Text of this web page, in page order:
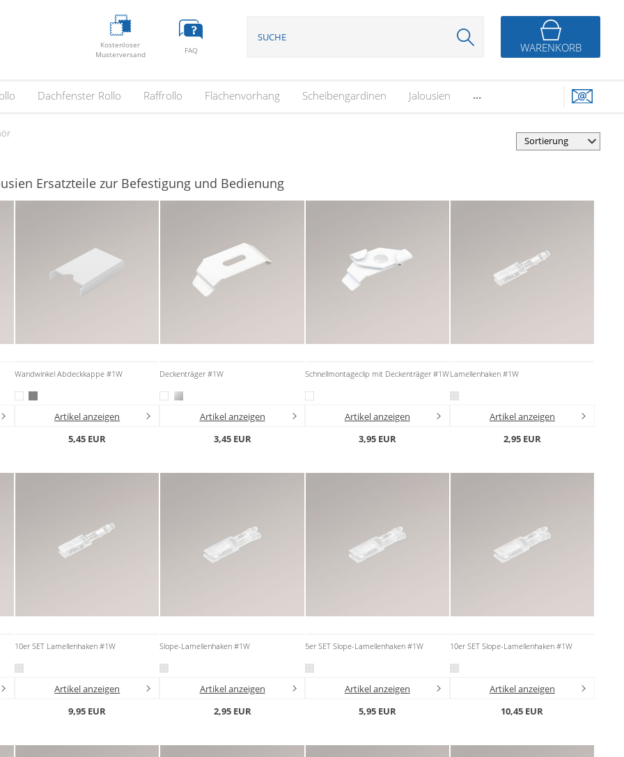
Kostenloser
Musterversand
FAQ WARENKORB
Dachfenster Rollo Raffrollo Flächenvorhang Scheibengardinen Jalousien ...
Ersatzteile zur Befestigung und Bedienung
Wandwinkel Abdeckkappe #1W
Artikel anzeigen
5,45 EUR
Deckenträger #1W
Artikel anzeigen
3,45 EUR
Schnellmontageclip mit Deckenträger #1W
Artikel anzeigen
3,95 EUR
Lamellenhaken #1W
Artikel anzeigen
2,95 EUR
10er SET Lamellenhaken #1W
Artikel anzeigen
9,95 EUR
Slope-Lamellenhaken #1W
Artikel anzeigen
2,95 EUR
5er SET Slope-Lamellenhaken #1W
Artikel anzeigen
5,95 EUR
10er SET Slope-Lamellenhaken #1W
Artikel anzeigen
10,45 EUR